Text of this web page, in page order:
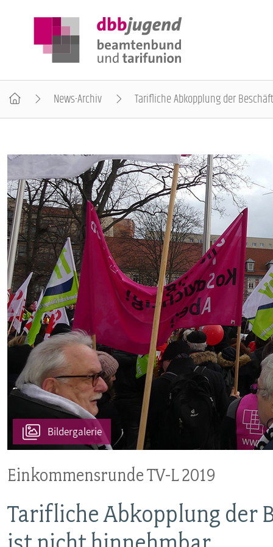
POSITIONEN
AUSBILDUNGSINFORMATIONEN
INTERNATIONALES
VERANSTALTUNGEN UND SEMINARE
MITGLIEDSCHAFT & SERVICE
News-Archiv Tarifliche Abkopplung der
Bildergalerie
Einkommensrunde TV-L 2019
Tarifliche Abkopplung der